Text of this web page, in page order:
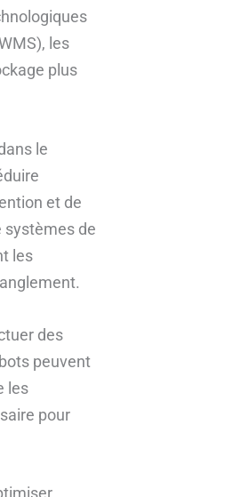
les
plus
le
et de
systèmes de
les
des
peuvent
les
pour